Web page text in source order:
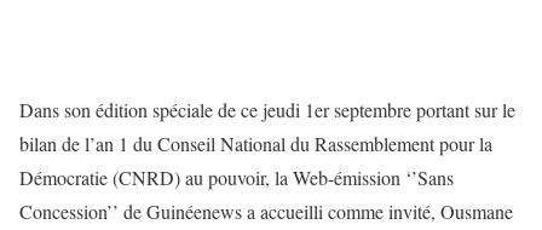
Dans son édition spéciale de ce jeudi 1er septembre portant sur le
bilan de l’an 1 du Conseil National du Rassemblement pour la
Démocratie (CNRD) au pouvoir, la Web-émission ‘’Sans
Concession’’ de Guinéenews a accueilli comme invité, Ousmane